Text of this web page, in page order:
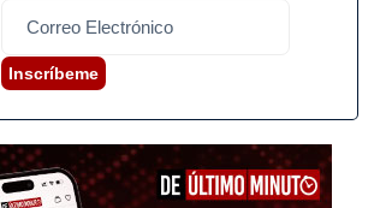
Inscríbeme